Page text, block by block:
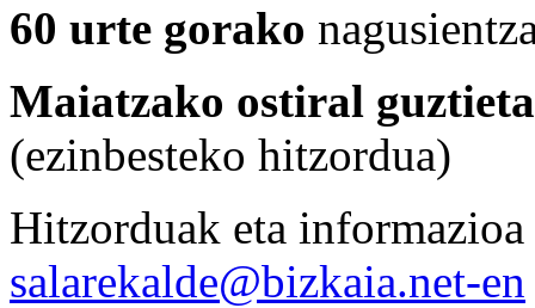
60 urte gorako
Maiatzako ostiral
(ezinbesteko hitzordua)
Hitzorduak eta
salarekalde@bizkaia.net-en